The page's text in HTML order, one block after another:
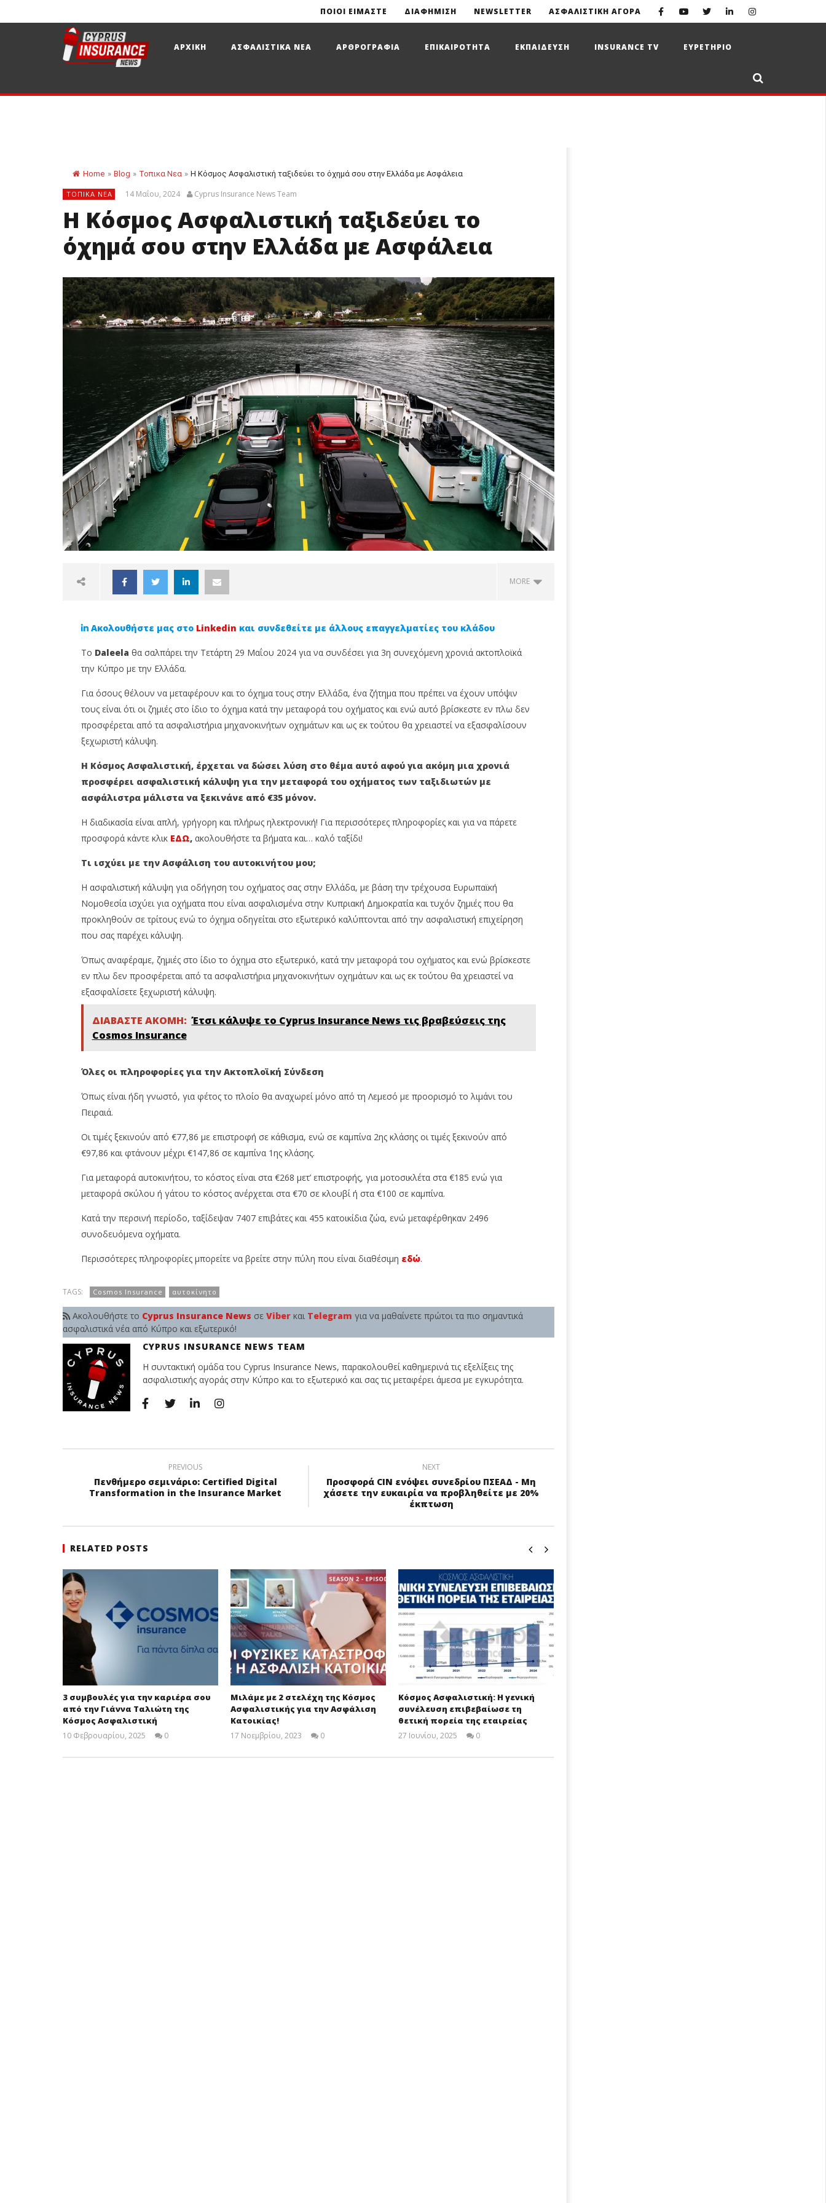
ΠΟΙΟΙ ΕΙΜΑΣΤΕ ΔΙΑΦΗΜΙΣΗ NEWSLETTER ΑΣΦΑΛΙΣΤΙΚΗ ΑΓΟΡΑ
ΑΡΧΙΚΗ ΑΣΦΑΛΙΣΤΙΚΑ ΝΕΑ ΑΡΘΡΟΓΡΑΦΙΑ ΕΠΙΚΑΙΡΟΤΗΤΑ ΕΚΠΑΙΔΕΥΣΗ INSURANCE TV ΕΥΡΕΤΗΡΙΟ
Home » Blog » Τοπικα Νεα » Η Κόσμος Ασφαλιστική ταξιδεύει το όχημά σου στην Ελλάδα με Ασφάλεια
ΤΟΠΙΚΑ ΝΕΑ 14 Μαΐου, 2024 Cyprus Insurance News Team
Η Κόσμος Ασφαλιστική ταξιδεύει το
όχημά σου στην Ελλάδα με Ασφάλεια
MORE
NOW VIEWING
Η Κόσμος Ασφαλιστική
ταξιδεύει το όχημά σου στην
14
Μαΐου,
2024
Cyprus
News
Team
Agridiotis Insurance: Πότε η
14
Μαΐου,
2024
Cyprus
News
Team
Anytime: Φεύγεις διακοπές;
14
Μαΐου,
2024
News
Team
Ακολουθήστε μας στο Linkedin και συνδεθείτε με άλλους επαγγελματίες του κλάδου
Το Daleela θα σαλπάρει την Τετάρτη 29 Μαΐου 2024 για να συνδέσει για 3η συνεχόμενη χρονιά ακτοπλοϊκά
την Κύπρο με την Ελλάδα.
Για όσους θέλουν να μεταφέρουν και το όχημα τους στην Ελλάδα, ένα ζήτημα που πρέπει να έχουν υπόψιν
τους είναι ότι οι ζημιές στο ίδιο το όχημα κατά την μεταφορά του οχήματος και ενώ αυτό βρίσκεστε εν πλω δεν
προσφέρεται από τα ασφαλιστήρια μηχανοκινήτων οχημάτων και ως εκ τούτου θα χρειαστεί να εξασφαλίσουν
ξεχωριστή κάλυψη.
Η Κόσμος Ασφαλιστική, έρχεται να δώσει λύση στο θέμα αυτό αφού για ακόμη μια χρονιά
προσφέρει ασφαλιστική κάλυψη για την μεταφορά του οχήματος των ταξιδιωτών με
ασφάλιστρα μάλιστα να ξεκινάνε από €35 μόνον.
Η διαδικασία είναι απλή, γρήγορη και πλήρως ηλεκτρονική! Για περισσότερες πληροφορίες και για να πάρετε
προσφορά κάντε κλικ ΕΔΩ, ακολουθήστε τα βήματα και… καλό ταξίδι!
Τι ισχύει με την Ασφάλιση του αυτοκινήτου μου;
Η ασφαλιστική κάλυψη για οδήγηση του οχήματος σας στην Ελλάδα, με βάση την τρέχουσα Ευρωπαϊκή
Νομοθεσία ισχύει για οχήματα που είναι ασφαλισμένα στην Κυπριακή Δημοκρατία και τυχόν ζημιές που θα
προκληθούν σε τρίτους ενώ το όχημα οδηγείται στο εξωτερικό καλύπτονται από την ασφαλιστική επιχείρηση
που σας παρέχει κάλυψη.
Όπως αναφέραμε, ζημιές στο ίδιο το όχημα στο εξωτερικό, κατά την μεταφορά του οχήματος και ενώ βρίσκεστε
εν πλω δεν προσφέρεται από τα ασφαλιστήρια μηχανοκινήτων οχημάτων και ως εκ τούτου θα χρειαστεί να
εξασφαλίσετε ξεχωριστή κάλυψη.
ΔΙΑΒΑΣΤΕ ΑΚΟΜΗ: Έτσι κάλυψε το Cyprus Insurance News τις βραβεύσεις της
Cosmos Insurance
Όλες οι πληροφορίες για την Ακτοπλοϊκή Σύνδεση
Όπως είναι ήδη γνωστό, για φέτος το πλοίο θα αναχωρεί μόνο από τη Λεμεσό με προορισμό το λιμάνι του
Πειραιά.
Οι τιμές ξεκινούν από €77,86 με επιστροφή σε κάθισμα, ενώ σε καμπίνα 2ης κλάσης οι τιμές ξεκινούν από
€97,86 και φτάνουν μέχρι €147,86 σε καμπίνα 1ης κλάσης.
Για μεταφορά αυτοκινήτου, το κόστος είναι στα €268 μετ’ επιστροφής, για μοτοσικλέτα στα €185 ενώ για
μεταφορά σκύλου ή γάτου το κόστος ανέρχεται στα €70 σε κλουβί ή στα €100 σε καμπίνα.
Κατά την περσινή περίοδο, ταξίδεψαν 7407 επιβάτες και 455 κατοικίδια ζώα, ενώ μεταφέρθηκαν 2496
συνοδευόμενα οχήματα.
Περισσότερες πληροφορίες μπορείτε να βρείτε στην πύλη που είναι διαθέσιμη εδώ.
TAGS: Cosmos Insurance αυτοκίνητο
Ακολουθήστε το Cyprus Insurance News σε Viberκαι Telegram για να μαθαίνετε πρώτοι τα πιο σημαντικά
ασφαλιστικά νέα από Κύπρο και εξωτερικό!
CYPRUS INSURANCE NEWS TEAM
Η συντακτική ομάδα του Cyprus Insurance News, παρακολουθεί καθημερινά τις εξελίξεις της
ασφαλιστικής αγοράς στην Κύπρο και το εξωτερικό και σας τις μεταφέρει άμεσα με εγκυρότητα.
PREVIOUS
Πενθήμερο σεμινάριο: Certified Digital
Transformation in the Insurance Market
NEXT
Προσφορά CIN ενόψει συνεδρίου ΠΣΕΑΔ - Μη
χάσετε την ευκαιρία να προβληθείτε με 20%
έκπτωση
RELATED POSTS
3 συμβουλές για την καριέρα σου
από την Γιάννα Ταλιώτη της
Κόσμος Ασφαλιστική
10 Φεβρουαρίου, 2025
Insurance
0
Μιλάμε με 2 στελέχη της Κόσμος
Ασφαλιστικής για την Ασφάλιση
Κατοικίας!
17 Νοεμβρίου, 2023
Insurance
0
Κόσμος Ασφαλιστική: Η γενική
συνέλευση επιβεβαίωσε τη
θετική πορεία της εταιρείας
27 Ιουνίου, 2025
Insurance
0